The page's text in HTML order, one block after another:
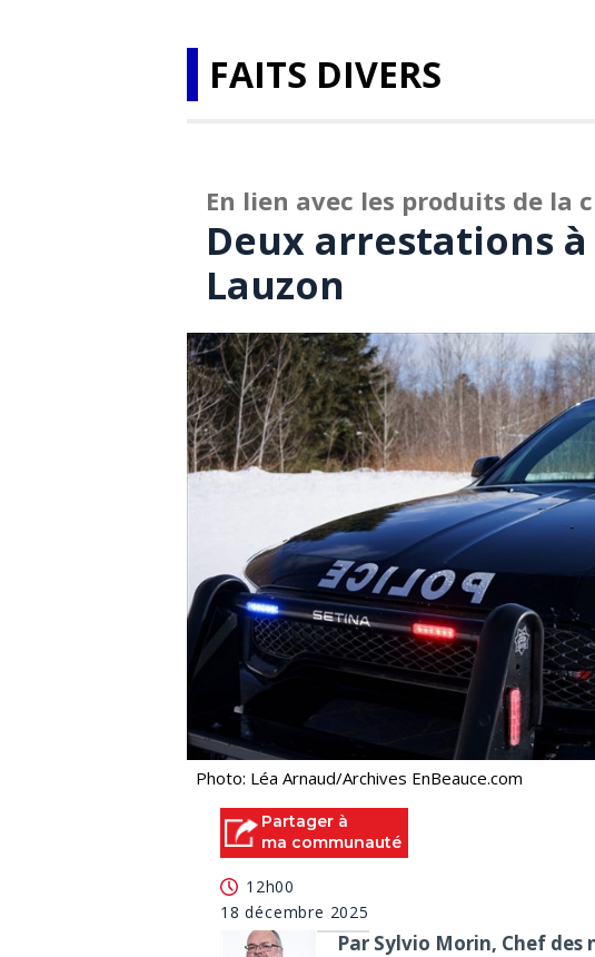
FAITS DIVERS
En lien avec les produits de la
Deux arrestations
Lauzon
Photo: Léa Arnaud/Archives EnBeauce.com
Partager à
ma communauté
12h00
18 décembre 2025
Par Sylvio Morin, Chef des